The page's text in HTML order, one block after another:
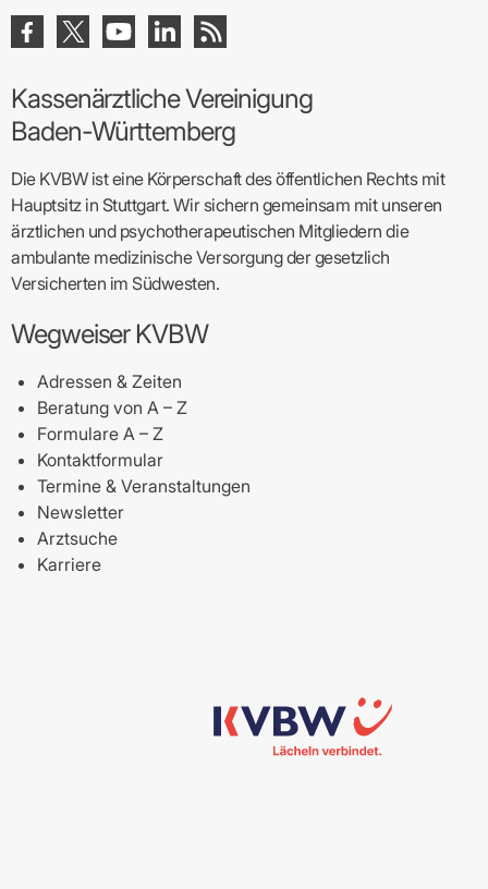
Kassenärztliche Vereinigung
Baden-Württemberg
Die KVBW ist eine Körperschaft des öffentlichen Rechts mit
Hauptsitz in Stuttgart. Wir sichern gemeinsam mit unseren
ärztlichen und psychotherapeutischen Mitgliedern die
ambulante medizinische Versorgung der gesetzlich
Versicherten im Südwesten.
Wegweiser KVBW
Adressen & Zeiten
Beratung von A – Z
Formulare A – Z
Kontaktformular
Termine & Veranstaltungen
Newsletter
Arztsuche
Karriere